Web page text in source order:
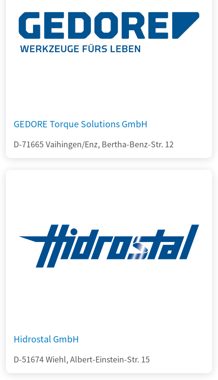
GEDORE Torque Solutions GmbH
D-71665 Vaihingen/Enz, Bertha-Benz-Str. 12
Hidrostal GmbH
D-51674 Wiehl, Albert-Einstein-Str. 15